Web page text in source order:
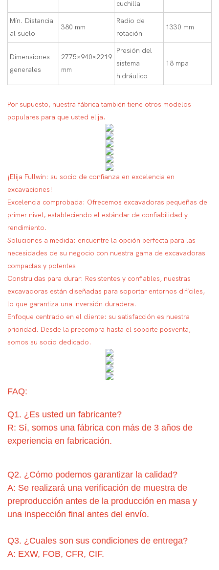
cuchilla
Mín. Distancia
al suelo
380 mm
Radio de
rotación
1330 mm
Dimensiones
generales
2775×940×2219
mm
Presión del
sistema
hidráulico
18 mpa
Por supuesto, nuestra fábrica también tiene otros modelos
populares para que usted elija.
¡Elija Fullwin: su socio de confianza en excelencia en
excavaciones!
Excelencia comprobada: Ofrecemos excavadoras pequeñas de
primer nivel, estableciendo el estándar de confiabilidad y
rendimiento.
Soluciones a medida: encuentre la opción perfecta para las
necesidades de su negocio con nuestra gama de excavadoras
compactas y potentes.
Construidas para durar: Resistentes y confiables, nuestras
excavadoras están diseñadas para soportar entornos difíciles,
lo que garantiza una inversión duradera.
Enfoque centrado en el cliente: su satisfacción es nuestra
prioridad. Desde la precompra hasta el soporte posventa,
somos su socio dedicado.
FAQ:
Q1. ¿Es usted un fabricante?
R: Sí, somos una fábrica con más de 3 años de
experiencia en fabricación.
Q2. ¿Cómo podemos garantizar la calidad?
A: Se realizará una verificación de muestra de
preproducción antes de la producción en masa y
una inspección final antes del envío.
Q3. ¿Cuales son sus condiciones de entrega?
A: EXW, FOB, CFR, CIF.